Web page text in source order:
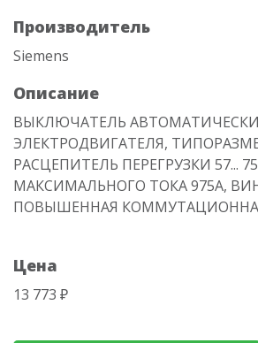
Производитель
Siemens
Описание
ВЫКЛЮЧАТЕЛЬ
ЭЛЕКТРОДВИГАТЕЛЯ,
РАСЦЕПИТЕЛЬ ПЕРЕГРУЗКИ 57...
МАКСИМАЛЬНОГО ТОКА 975A,
ПОВЫШЕННАЯ
Цена
13 773 ₽